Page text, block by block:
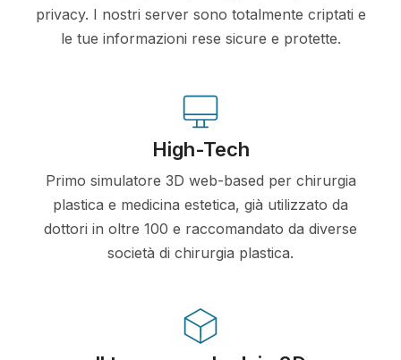
privacy. I nostri server sono totalmente criptati e
le tue informazioni rese sicure e protette.
High-Tech
Primo simulatore 3D web-based per chirurgia
plastica e medicina estetica, già utilizzato da
dottori in oltre 100 e raccomandato da diverse
società di chirurgia plastica.